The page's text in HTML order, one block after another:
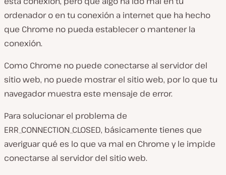
ordenador o en tu conexión a internet que ha hecho
que Chrome no pueda establecer o mantener la
conexión.
Como Chrome no puede conectarse al servidordel
sitio web, no puede mostrar el sitio web, por lo que tu
navegadormuestra este mensaje de error.
Para solucionar el problema de
ERR_CONNECTION_CLOSED, básicamente tienes que
averiguar qué es lo que va mal en Chrome y le impide
conectarse al servidordel sitio web.